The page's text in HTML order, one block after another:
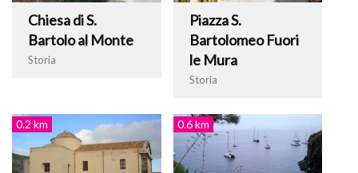
Chiesa di S.
Bartolo al Monte
Storia
Piazza S.
Bartolomeo Fuori
le Mura
Storia
0.2 km 0.6 km